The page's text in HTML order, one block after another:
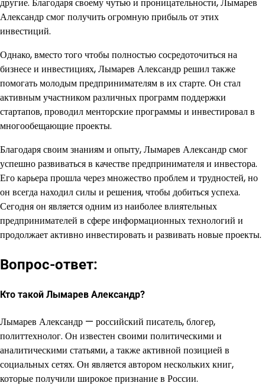
Александр смог получить огромную прибыль от этих
инвестиций.
Однако, вместо того чтобы полностью сосредоточиться на
бизнесе и инвестициях, Лымарев Александр решил также
помогать молодым предпринимателям в их старте. Он стал
активным участником различных программ поддержки
стартапов, проводил менторские программы и инвестировал в
многообещающие проекты.
Благодаря своим знаниям и опыту, Лымарев Александр смог
успешно развиваться в качестве предпринимателя и инвестора.
Его карьера прошла через множество проблем и трудностей, но
он всегда находил силы и решения, чтобы добиться успеха.
Сегодня он является одним из наиболее влиятельных
предпринимателей в сфере информационных технологий и
продолжает активно инвестировать и развивать новые проекты.
Вопрос-ответ:
Кто такой Лымарев Александр?
Лымарев Александр — российский писатель, блогер,
политтехнолог. Он известен своими политическими и
аналитическими статьями, а также активной позицией в
социальных сетях. Он является автором нескольких книг,
которые получили широкое признание в России.